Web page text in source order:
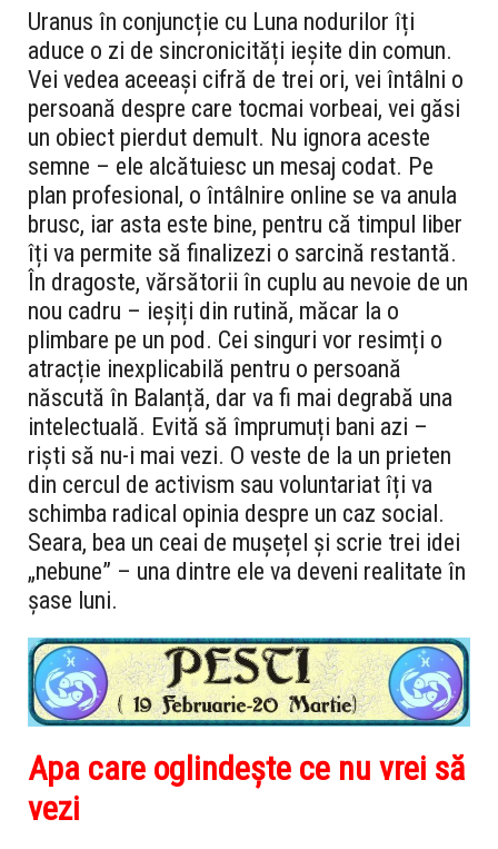
Uranus în conjuncție cu Luna nodurilor îți
aduce o zi de sincronicități ieșite din comun.
Vei vedea aceeași cifră de trei ori, vei întâlni o
persoană despre care tocmai vorbeai, vei găsi
un obiect pierdut demult. Nu ignora aceste
semne – ele alcătuiesc un mesaj codat. Pe
plan profesional, o întâlnire online se va anula
brusc, iar asta este bine, pentru că timpul liber
îți va permite să finalizezi o sarcină restantă.
În dragoste, vărsătorii în cuplu au nevoie de un
nou cadru – ieșiți din rutină, măcar la o
plimbare pe un pod. Cei singuri vor resimți o
atracție inexplicabilă pentru o persoană
născută în Balanță, dar va fi mai degrabă una
intelectuală. Evită să împrumuți bani azi –
riști să nu-i mai vezi. O veste de la un prieten
din cercul de activism sau voluntariat îți va
schimba radical opinia despre un caz social.
Seara, bea un ceai de mușețel și scrie trei idei
„nebune” – una dintre ele va deveni realitate în
șase luni.
Apa care oglindește ce nu vrei să
vezi